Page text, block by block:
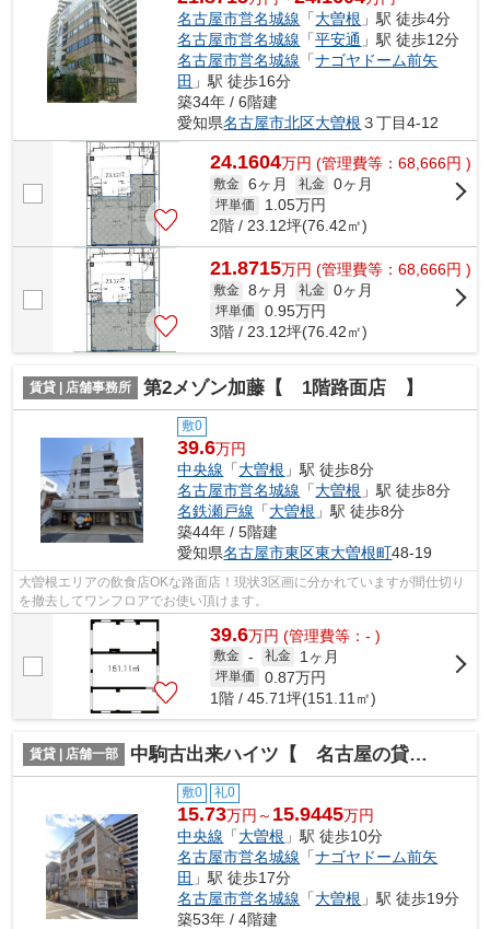
名古屋市営名城線 「大曽根 」駅 徒歩4分
名古屋市営名城線 「平安通 」駅 徒歩12分
名古屋市営名城線 「ナゴヤドーム前矢
田 」駅 徒歩16分
築34年 / 6階建
愛知県名古屋市北区大曽根 ３丁目4-12
24.1604万円 (管理費等：68,666円 )
敷金 6ヶ月 礼金 0ヶ月
坪単価 1.05万円
2階 / 23.12坪(76.42㎡)
21.8715万円 (管理費等：68,666円 )
敷金 8ヶ月 礼金 0ヶ月
坪単価 0.95万円
3階 / 23.12坪(76.42㎡)
賃貸 | 店舗事務所 第2メゾン加藤【 1階路面店 】
敷0
39.6万円
中央線 「大曽根 」駅 徒歩8分
名古屋市営名城線 「大曽根 」駅 徒歩8分
名鉄瀬戸線 「大曽根 」駅 徒歩8分
築44年 / 5階建
愛知県名古屋市東区東大曽根町48-19
大曽根エリアの飲食店OKな路面店！現状3区画に分かれていますが間仕切り
を撤去してワンフロアでお使い頂けます。
39.6万円 (管理費等：- )
敷金 - 礼金 1ヶ月
坪単価 0.87万円
1階 / 45.71坪(151.11㎡)
賃貸 | 店舗一部 中駒古出来ハイツ【 名古屋の貸事務所・貸オフィス 】
敷0 礼0
15.73万円～ 15.9445万円
中央線 「大曽根 」駅 徒歩10分
名古屋市営名城線 「ナゴヤドーム前矢
田 」駅 徒歩17分
名古屋市営名城線 「大曽根 」駅 徒歩19分
築53年 / 4階建